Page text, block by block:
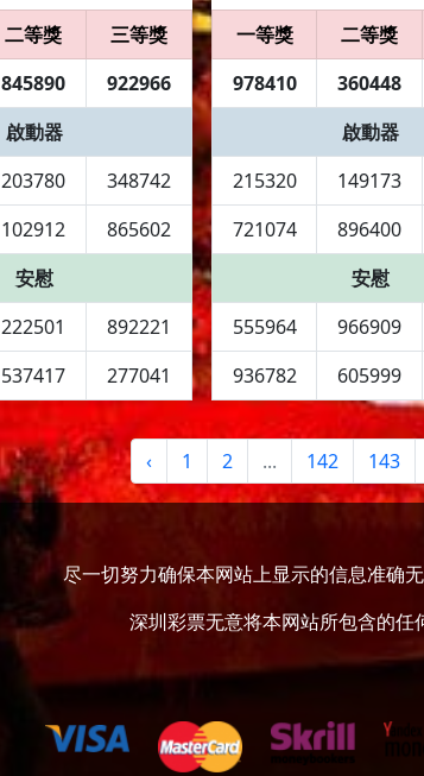
二等獎
三等獎
845890
922966
啟動器
203780
348742
102912
865602
安慰
222501
892221
537417 277041
一等獎
二等獎
978410
360448
啟動器
215320
149173
721074
896400
安慰
555964
966909
936782
605999
‹ 1 2 ... 142 143
尽一切努力确保本网站上显示的信息准确
深圳彩票无意将本网站所包含的任